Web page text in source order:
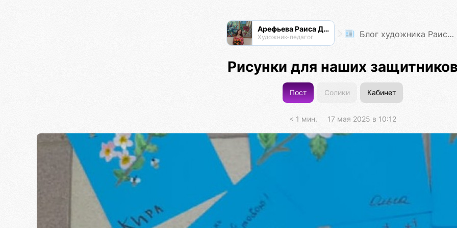
Арефьева Раиса Дмитриевна
Художник-педагог Блог художника Раисы Арефьевой
Рисунки для наших
Пост Солики Кабинет
< 1 мин. 17 мая 2025 в 10:12